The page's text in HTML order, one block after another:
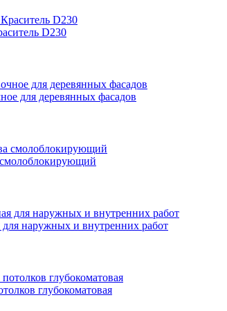
D230
для деревянных фасадов
смолоблокирующий
для наружных и внутренних работ
глубокоматовая